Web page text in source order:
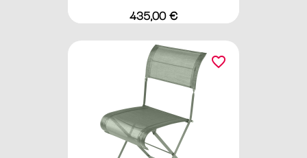
Preis
435,00 €
favorite_border